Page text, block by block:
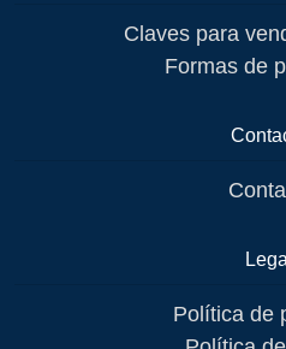
Claves para
Formas de
Legal
Política de